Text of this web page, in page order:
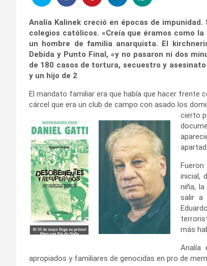
Analía Kalinek creció en épocas de
colegios católicos. «Creía que éramos como
un hombre de familia anarquista. El
Debida y Punto Final, «y no pasaron ni dos
de 180 casos de tortura, secuestro y
y un hijo de 2
El mandato familiar era que había que hacer frente
cárcel que era un club de campo con asado los
cierto
inicial,
niña,
salir a
más
Analía
apropiados y familiares de genocidas en pro de